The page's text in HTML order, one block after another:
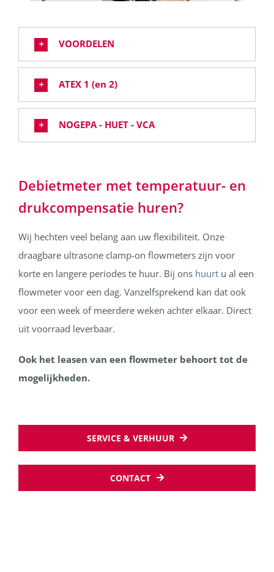
VOORDELEN
ATEX 1 (en 2)
NOGEPA - HUET - VCA
Debietmeter met temperatuur- en
drukcompensatie huren?
Wij hechten veel belang aan uw flexibiliteit. Onze
draagbare ultrasone clamp-on flowmeters zijn voor
korte en langere periodes te huur. Bij ons huurt u al een
flowmeter voor een dag. Vanzelfsprekend kan dat ook
voor een week of meerdere weken achter elkaar. Direct
uit voorraad leverbaar.
Ook het leasen van een flowmeter behoort tot de
mogelijkheden.
SERVICE & VERHUUR
CONTACT